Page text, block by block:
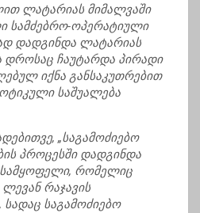
ლატარიას მიმალვაში
სამძებრო-ოპერატიული
დადგინდა ლატარიას
ჩაუტარდა პირადი
იქნა განსაკუთრებით
საშუალება
„საგამოძიებო
პროცესში დადგინდა
რომელიც
რაჯავის
საგამოძიებო